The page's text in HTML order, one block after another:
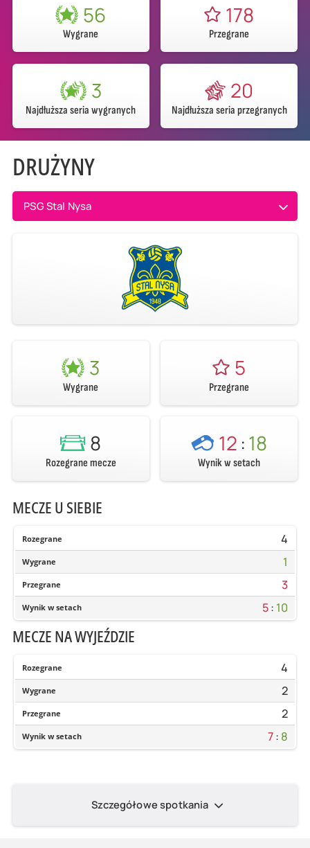
56
Wygrane
178
Przegrane
3
Najdłuższa seria wygranych
20
Najdłuższa seria przegranych
DRUŻYNY
PSG Stal Nysa
3
Wygrane
5
Przegrane
8
Rozegrane mecze
12 :18
Wynik w setach
MECZE U SIEBIE
Rozegrane 4
Wygrane 1
Przegrane 3
Wynik w setach 5: 10
MECZE NA WYJEŹDZIE
Rozegrane 4
Wygrane 2
Przegrane 2
Wynik w setach 7: 8
Szczegółowe spotkania